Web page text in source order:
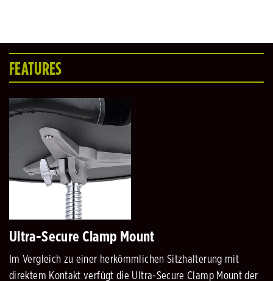
FEATURES
Ultra-Secure Clamp Mount
Im Vergleich zu einer herkömmlichen Sitzhalterung mit
direktem Kontakt verfügt die Ultra-Secure Clamp Mount der